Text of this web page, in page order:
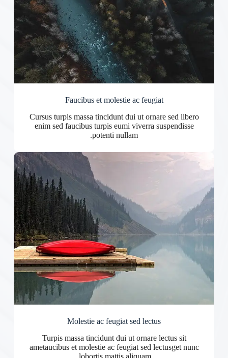
Faucibus et molestie ac feugiat
Cursus turpis massa tincidunt dui ut ornare sed libero
enim sed faucibus turpis eumi viverra suspendisse
potenti nullam.
Molestie ac feugiat sed lectus
Turpis massa tincidunt dui ut ornare lectus sit
ametaucibus et molestie ac feugiat sed lectusget nunc
lobortis mattis aliquam.